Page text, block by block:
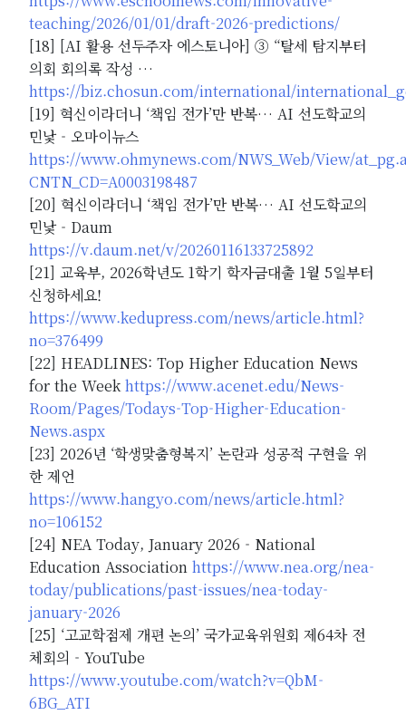
teaching/2026/01/01/draft-2026-predictions/
[18] [AI 활용 선두주자 에스토니아] ③ “탈세 탐지부터
의회 회의록 작성 …
https://biz.chosun.com/international/
[19] 혁신이라더니 ‘책임 전가’만 반복… AI 선도학교의
민낯 - 오마이뉴스
https://www.ohmynews.com/NWS_Web/View/
CNTN_CD=A0003198487
[20] 혁신이라더니 ‘책임 전가’만 반복… AI 선도학교의
민낯 - Daum
https://v.daum.net/v/20260116133725892
[21] 교육부, 2026학년도 1학기 학자금대출 1월 5일부터
신청하세요!
https://www.kedupress.com/news/article.html?
no=376499
[22] HEADLINES: Top Higher Education News
for the Week https://www.acenet.edu/News-
Room/Pages/Todays-Top-Higher-Education-
News.aspx
[23] 2026년 ‘학생맞춤형복지’ 논란과 성공적 구현을 위
한 제언
https://www.hangyo.com/news/article.html?
no=106152
[24] NEA Today, January 2026 - National
Education Association https://www.nea.org/nea-
today/publications/past-issues/nea-today-
january-2026
[25] ‘고교학점제 개편 논의’ 국가교육위원회 제64차 전
체회의 - YouTube
https://www.youtube.com/watch?v=QbM-
6BG_ATI